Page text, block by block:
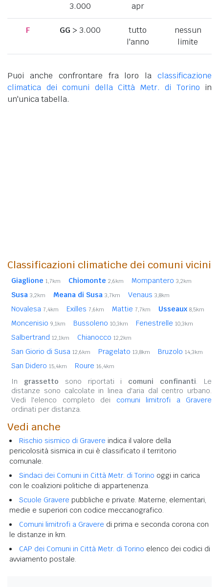
3.000
apr
F GG > 3.000
tutto
l'anno
nessun
limite
Puoi anche confrontare fra loro la classificazione
climatica dei comuni della Città Metr. di Torino in
un'unica tabella.
Classificazioni climatiche dei comuni vicini
Giaglione 1,7km Chiomonte 2,6km Mompantero 3,2km
Susa 3,2km Meana di Susa 3,7km Venaus 3,8km
Novalesa 7,4km Exilles 7,6km Mattie 7,7km Usseaux 8,5km
Moncenisio 9,1km Bussoleno 10,3km Fenestrelle 10,3km
Salbertrand 12,1km Chianocco 12,2km
San Giorio di Susa 12,6km Pragelato 13,8km Bruzolo 14,3km
San Didero 15,4km Roure 16,4km
In grassetto sono riportati i comuni confinanti. Le
distanze sono calcolate in linea d'aria dal centro urbano.
Vedi l'elenco completo dei comuni limitrofi a Gravere
ordinati per distanza.
Vedi anche
Rischio sismico di Gravere indica il valore della
pericolosità sismica in cui è classificato il territorio
comunale.
Sindaci dei Comuni in Città Metr. di Torino oggi in carica
con le coalizioni politiche di appartenenza.
Scuole Gravere pubbliche e private. Materne, elementari,
medie e superiori con codice meccanografico.
Comuni limitrofi a Gravere di prima e seconda corona con
le distanze in km.
CAP dei Comuni in Città Metr. di Torino elenco dei codici di
avviamento postale.